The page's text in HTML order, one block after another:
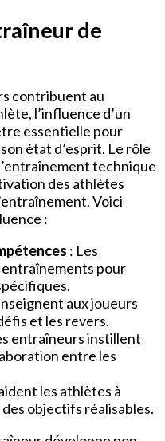
de
contribuent au
l’influence d’un
essentielle pour
état d’esprit. Le rôle
technique
des athlètes
Voici
:
: Les
pour
aux joueurs
et les revers.
entraîneurs instillent
entre les
les athlètes à
objectifs réalisables.